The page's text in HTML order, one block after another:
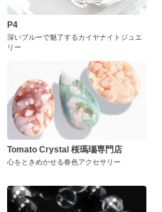
P4
深いブルーで魅了するカイヤナイトジュエ
リー
Tomato Crystal 桜瑪瑙専門店
心をときめかせる春色アクセサリー